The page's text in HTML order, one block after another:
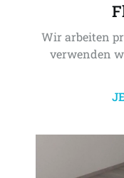
Wir arbeiten
verwenden